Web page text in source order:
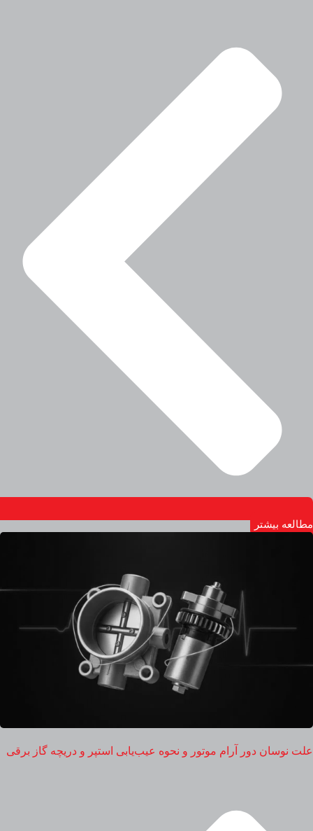
مطالعه بیشتر
علت نوسان دور آرام موتور و نحوه عیب‌یابی استپر و دریچه گاز برقی